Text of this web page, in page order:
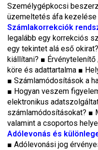
Személygépkocsi
üzemeltetés áfa kezelése
Számlakorrekciók
legalább egy korrekciós
egy tekintet alá eső
kiállítani? ■
köre és adattartalma ■
■ Számlamódosítások a
■ Hogyan veszem
elektronikus
számlamódosításokat? ■
valamint a csoportos
Adólevonás és
■ Adólevonási jog